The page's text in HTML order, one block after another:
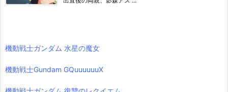
機動戦士ガンダム 水星の魔女
機動戦士Gundam GQuuuuuuX